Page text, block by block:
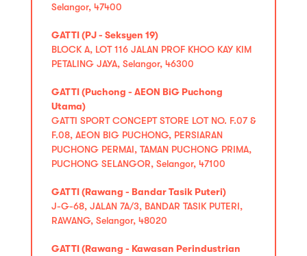
Selangor, 47400
GATTI (PJ - Seksyen 19)
BLOCK A, LOT 116 JALAN PROF KHOO KAY KIM
PETALING JAYA, Selangor, 46300
GATTI (Puchong - AEON BiG Puchong
Utama)
GATTI SPORT CONCEPT STORE LOT NO. F.07 &
F.08, AEON BIG PUCHONG, PERSIARAN
PUCHONG PERMAI, TAMAN PUCHONG PRIMA,
PUCHONG SELANGOR, Selangor, 47100
GATTI (Rawang - Bandar Tasik Puteri)
J-G-68, JALAN 7A/3, BANDAR TASIK PUTERI,
RAWANG, Selangor, 48020
GATTI (Rawang - Kawasan Perindustrian